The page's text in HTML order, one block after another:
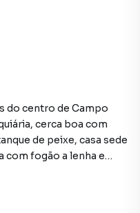
do centro de Campo
cerca boa com
de peixe, casa sede
com fogão a lenha e
de 5.000 litros, pomar.